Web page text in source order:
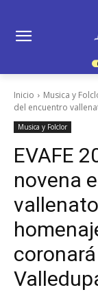
Inicio Musica y
del encuentro
Musica y Folclor
EVAFE
novena